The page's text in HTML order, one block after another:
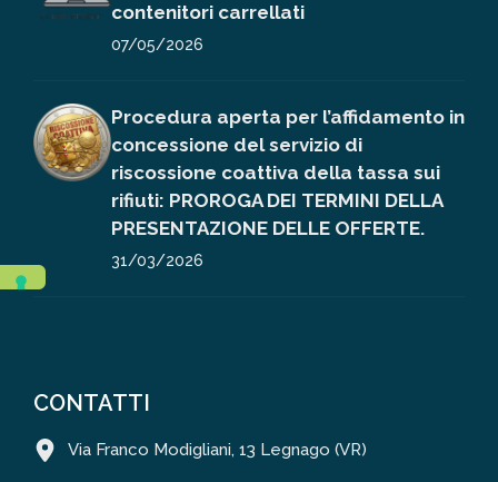
contenitori carrellati
07/05/2026
Procedura aperta per l’affidamento in
concessione del servizio di
riscossione coattiva della tassa sui
rifiuti: PROROGA DEI TERMINI DELLA
PRESENTAZIONE DELLE OFFERTE.
31/03/2026
CONTATTI
Via Franco Modigliani, 13 Legnago (VR)